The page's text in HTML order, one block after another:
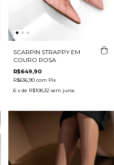
SCARPIN STRAPPY EM
COURO ROSA
R$649,90
R$636,90 com Pix
6 x de R$108,32 sem juros